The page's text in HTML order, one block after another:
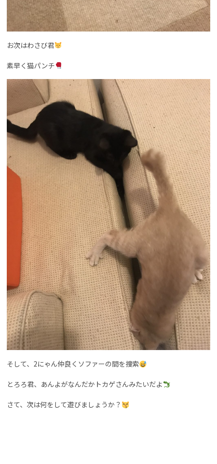
お次はわさび君
素早く猫パンチ
そして、2にゃん仲良くソファーの間を捜索
とろろ君、あんよがなんだかトカゲさんみたいだよ
さて、次は何をして遊びましょうか？